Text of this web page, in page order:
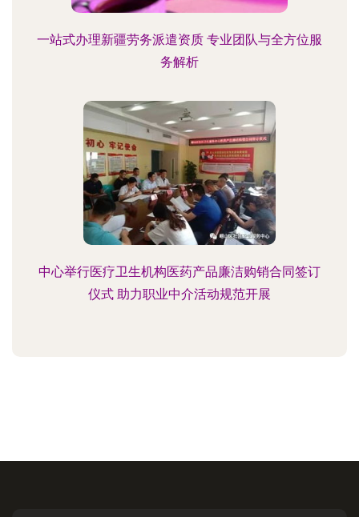
一站式办理新疆劳务派遣资质 专业团队与全方位服
务解析
中心举行医疗卫生机构医药产品廉洁购销合同签订
仪式 助力职业中介活动规范开展